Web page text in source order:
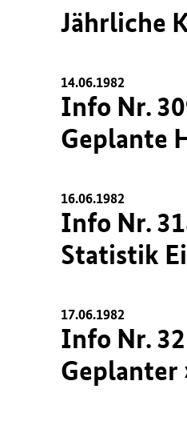
Jährliche
14.06.1982
Info Nr.
Geplante
16.06.1982
Info Nr.
Statistik
17.06.1982
Info Nr.
Geplanter